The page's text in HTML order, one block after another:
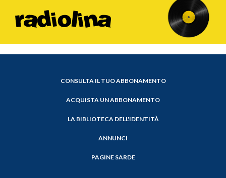
CONSULTA IL TUO ABBONAMENTO
ACQUISTA UN ABBONAMENTO
LA BIBLIOTECA DELL'IDENTITÀ
ANNUNCI
PAGINE SARDE